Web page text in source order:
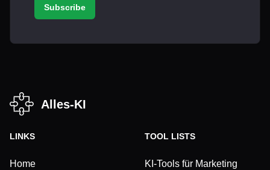
Subscribe
Alles-KI
LINKS
Home
TOOL LISTS
KI-Tools für Marketing